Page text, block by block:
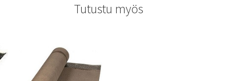
Tutustu myös